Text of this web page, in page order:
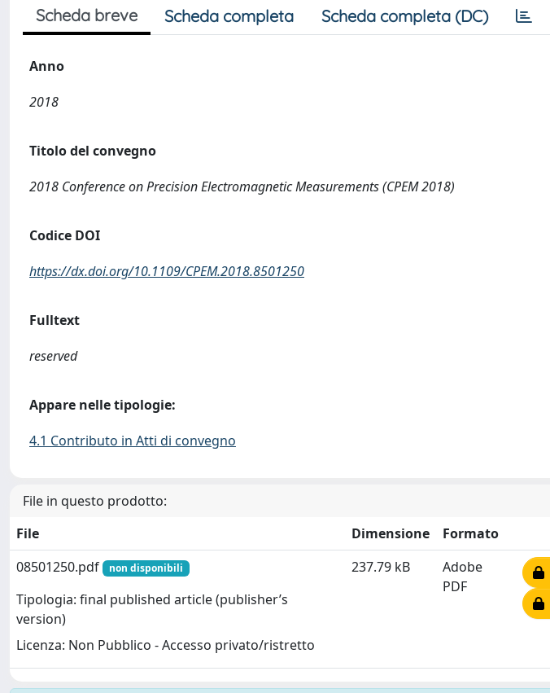
Scheda breve Scheda completa Scheda completa (DC)
Anno
2018
Titolo del convegno
2018 Conference on Precision Electromagnetic Measurements (CPEM 2018)
Codice DOI
https://dx.doi.org/10.1109/CPEM.2018.8501250
Fulltext
reserved
Appare nelle tipologie:
4.1 Contributo in Atti di convegno
File in questo prodotto:
File
Dimensione
Formato
08501250.pdf
non disponibili
Tipologia: final published article (publisher’s
version)
Licenza: Non Pubblico - Accesso privato/ristretto
237.79 kB
Adobe
PDF